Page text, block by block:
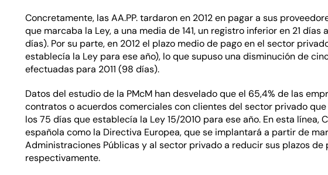
Concretamente, las AA.PP. tardaron en 2012 en pagar a sus
que marcaba la Ley, a una media de 141, un registro inferior en 21
días). Por su parte, en 2012 el plazo medio de pago en el sector
establecía la Ley para ese año), lo que supuso una disminución de
efectuadas para 2011 (98 días).
Datos del estudio de la PMcM han desvelado que el 65,4% de las
contratos o acuerdos comerciales con clientes del sector privado
los 75 días que establecía la Ley 15/2010 para ese año. En esta línea,
española como la Directiva Europea, que se implantará a partir de
Administraciones Públicas y al sector privado a reducir sus plazos
respectivamente.